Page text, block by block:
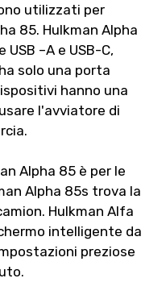
utilizzati per
85. Hulkman Alpha
–A e USB-C,
solo una porta
hanno una
l'avviatore di
Alpha 85 è per le
Alpha 85s trova la
Hulkman Alfa
intelligente da
preziose